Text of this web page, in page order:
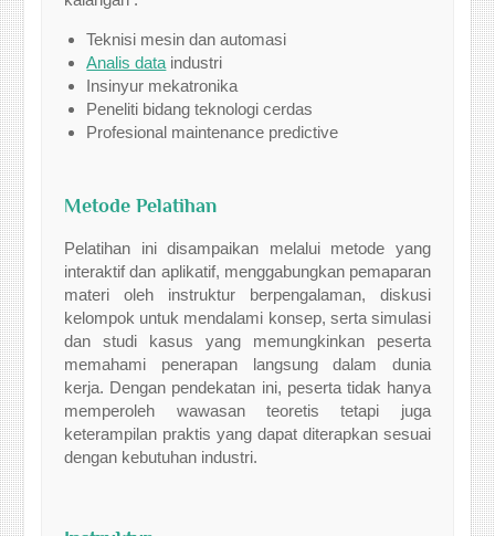
Teknisi mesin dan automasi
Analis data industri
Insinyur mekatronika
Peneliti bidang teknologi cerdas
Profesional maintenance predictive
Metode Pelatihan
Pelatihan ini disampaikan melalui metode yang
interaktif dan aplikatif, menggabungkan pemaparan
materi oleh instruktur berpengalaman, diskusi
kelompok untuk mendalami konsep, serta simulasi
dan studi kasus yang memungkinkan peserta
memahami penerapan langsung dalam dunia
kerja. Dengan pendekatan ini, peserta tidak hanya
memperoleh wawasan teoretis tetapi juga
keterampilan praktis yang dapat diterapkan sesuai
dengan kebutuhan industri.